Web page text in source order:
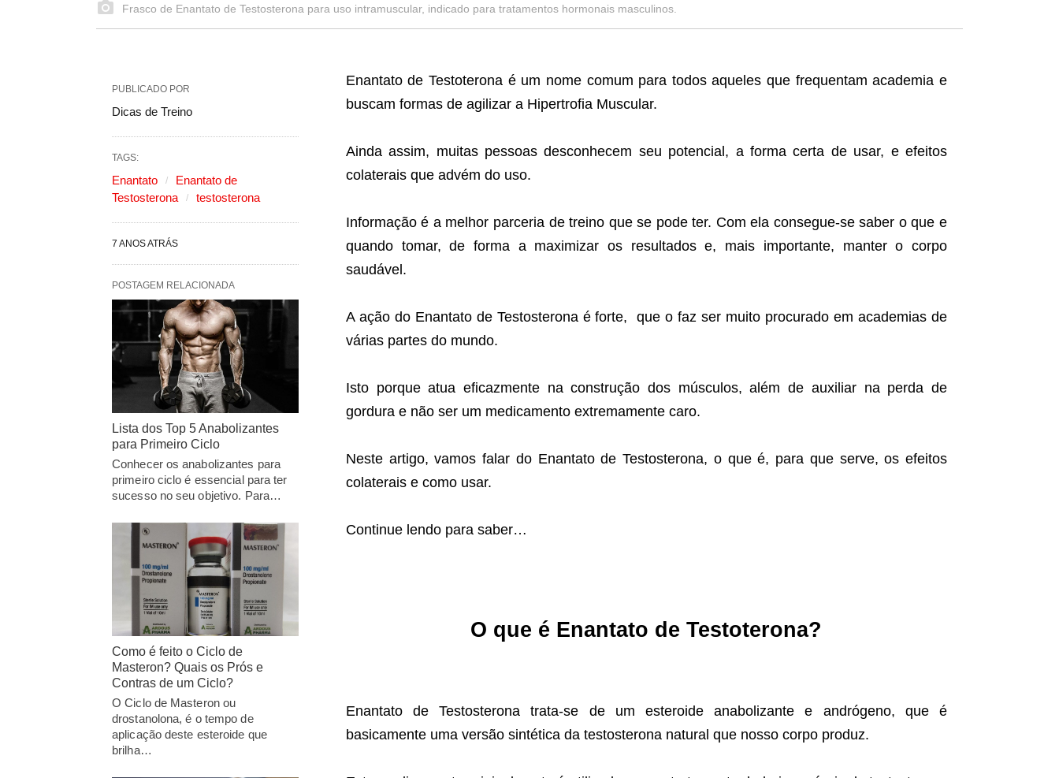
Frasco de Enantato de Testosterona para uso intramuscular, indicado para tratamentos hormonais masculinos.
Enantato de Testoterona é um nome comum para todos aqueles que frequentam academia e
buscam formas de agilizar a Hipertrofia Muscular.
Ainda assim, muitas pessoas desconhecem seu potencial, a forma certa de usar, e efeitos
colaterais que advém do uso.
Informação é a melhor parceria de treino que se pode ter. Com ela consegue-se saber o que e
quando tomar, de forma a maximizar os resultados e, mais importante, manter o corpo
saudável.
A ação do Enantato de Testosterona é forte, que o faz ser muito procurado em academias de
várias partes do mundo.
Isto porque atua eficazmente na construção dos músculos, além de auxiliar na perda de
gordura e não ser um medicamento extremamente caro.
Neste artigo, vamos falar do Enantato de Testosterona, o que é, para que serve, os efeitos
colaterais e como usar.
Continue lendo para saber…
O que é Enantato de Testoterona?
Enantato de Testosterona trata-se de um esteroide anabolizante e andrógeno, que é
basicamente uma versão sintética da testosterona natural que nosso corpo produz.
PUBLICADO POR
Dicas de Treino
TAGS:
Enantato
Enantato de
Testosterona
testosterona
7 ANOS ATRÁS
POSTAGEM RELACIONADA
Lista dos Top 5 Anabolizantes
para Primeiro Ciclo
Conhecer os anabolizantes para
primeiro ciclo é essencial para ter
sucesso no seu objetivo. Para…
Como é feito o Ciclo de
Masteron? Quais os Prós e
Contras de um Ciclo?
O Ciclo de Masteron ou
drostanolona, é o tempo de
aplicação deste esteroide que
brilha…